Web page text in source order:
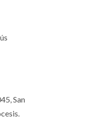
San